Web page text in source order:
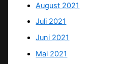
August 2021
Juli 2021
Juni 2021
Mai 2021